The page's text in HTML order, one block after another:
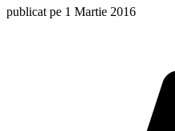
publicat pe 1 Martie 2016